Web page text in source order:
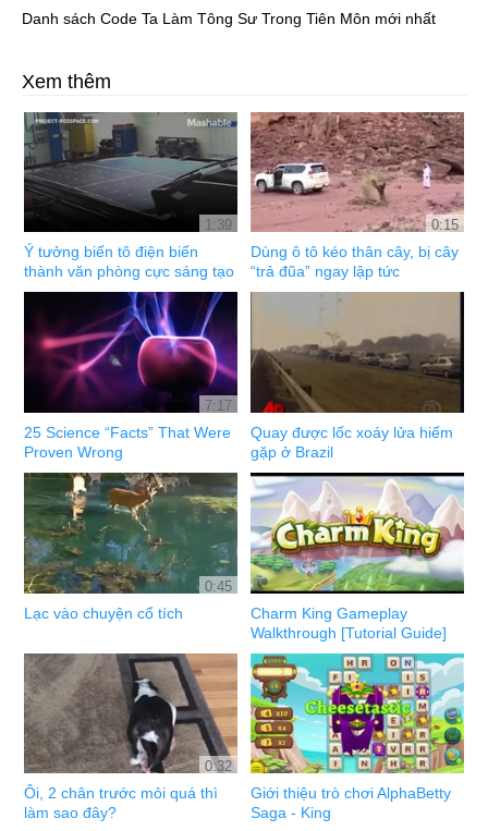
Danh sách Code Ta Làm Tông Sư Trong Tiên Môn mới nhất
Xem thêm
1:39
Ý tưởng biến tô điện biến
thành văn phòng cực sáng tạo
0:15
Dùng ô tô kéo thân cây, bị cây
“trả đũa” ngay lập tức
7:17
25 Science “Facts” That Were
Proven Wrong
Quay được lốc xoáy lửa hiếm
gặp ở Brazil
0:45
Lạc vào chuyện cổ tích
Charm King Gameplay
Walkthrough [Tutorial Guide]
0:32
Ôi, 2 chân trước mỏi quá thì
làm sao đây?
Giới thiệu trò chơi AlphaBetty
Saga - King